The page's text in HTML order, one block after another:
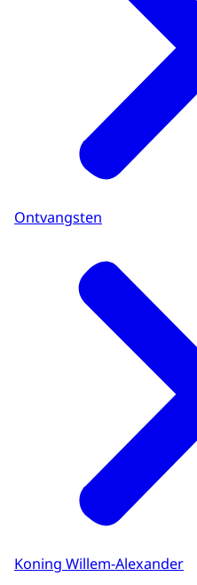
Ontvangsten
Koning Willem-Alexander